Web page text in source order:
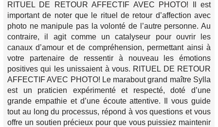
RITUEL DE RETOUR AFFECTIF AVEC PHOTO! Il est
important de noter que le rituel de retour d’affection avec
photo ne manipule pas la volonté de l’autre personne. Au
contraire, il agit comme un catalyseur pour ouvrir les
canaux d’amour et de compréhension, permettant ainsi à
votre partenaire de ressentir à nouveau les émotions
positives qui les unissaient à vous. RITUEL DE RETOUR
AFFECTIF AVEC PHOTO! Le marabout grand maître Sylla
est un praticien expérimenté et respecté, doté d’une
grande empathie et d’une écoute attentive. Il vous guide
tout au long du processus, répond à vos questions et vous
offre un soutien précieux pour que vous puissiez maintenir